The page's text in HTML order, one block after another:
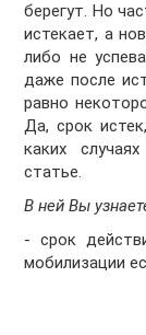
берегут. Но
истекает, а
либо не
даже после
равно
Да, срок
каких
статье.
В ней Вы
- срок
мобилизации